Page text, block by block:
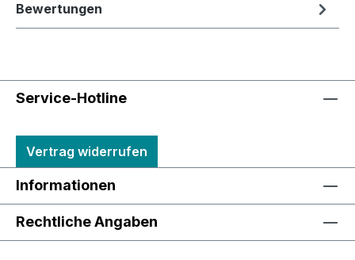
Bewertungen
Service-Hotline
Vertrag widerrufen
Informationen
Rechtliche Angaben